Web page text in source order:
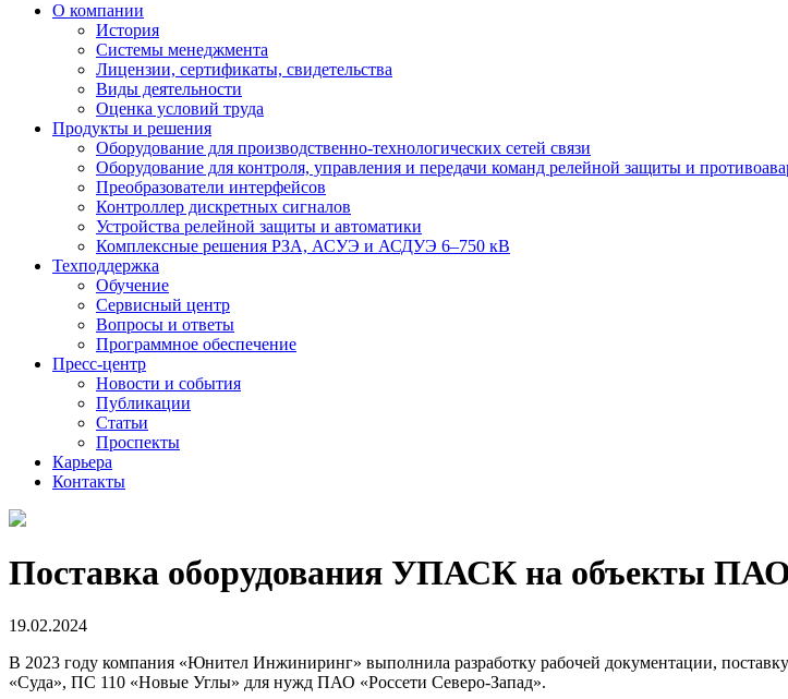
О компании
История
Системы менеджмента
Лицензии, сертификаты, свидетельства
Виды деятельности
Оценка условий труда
Продукты и решения
Оборудование для производственно-технологических сетей связи
Оборудование для контроля, управления и передачи команд релейной защиты и
Преобразователи интерфейсов
Контроллер дискретных сигналов
Устройства релейной защиты и автоматики
Комплексные решения РЗА, АСУЭ и АСДУЭ 6–750 кВ
Техподдержка
Обучение
Сервисный центр
Вопросы и ответы
Программное обеспечение
Пресс-центр
Новости и события
Публикации
Статьи
Проспекты
Карьера
Контакты
Поставка оборудования УПАСК на объекты ПАО
19.02.2024
В 2023 году компания «Юнител Инжиниринг» выполнила разработку рабочей документации,
«Суда», ПС 110 «Новые Углы» для нужд ПАО «Россети Северо-Запад».